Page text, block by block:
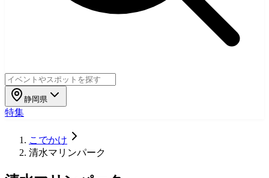
静岡県
特集
こでかけ
清水マリンパーク